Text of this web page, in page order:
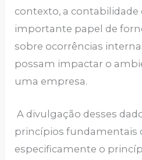
contexto, a
importante papel de
sobre ocorrências
possam impactar o
uma empresa.
A divulgação desses
princípios fundamentais
especificamente o